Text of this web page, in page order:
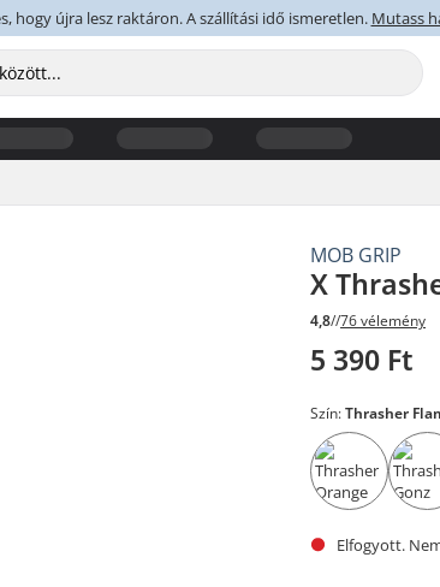
hogy újra lesz raktáron. A szállítási idő ismeretlen. Mutass
MOB GRIP
X
4,8//76 vélemény
5 390 Ft
Szín:Thrasher
Elfogyott.